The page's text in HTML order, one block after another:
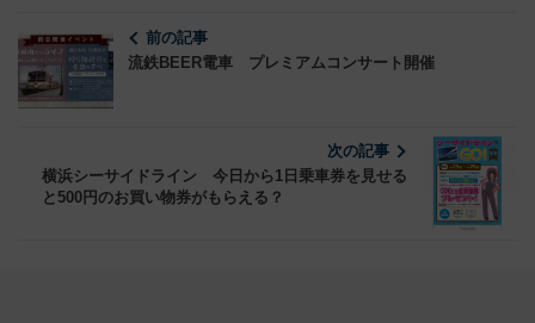
前の記事
流鉄BEER電車 プレミアムコンサート開催
次の記事
横浜シーサイドライン 今日から1日乗車券を見せる
と500円のお買い物券がもらえる？